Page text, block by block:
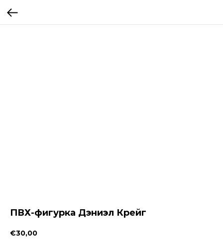
ПВХ-фигурка Дэниэл Крейг
€30,00